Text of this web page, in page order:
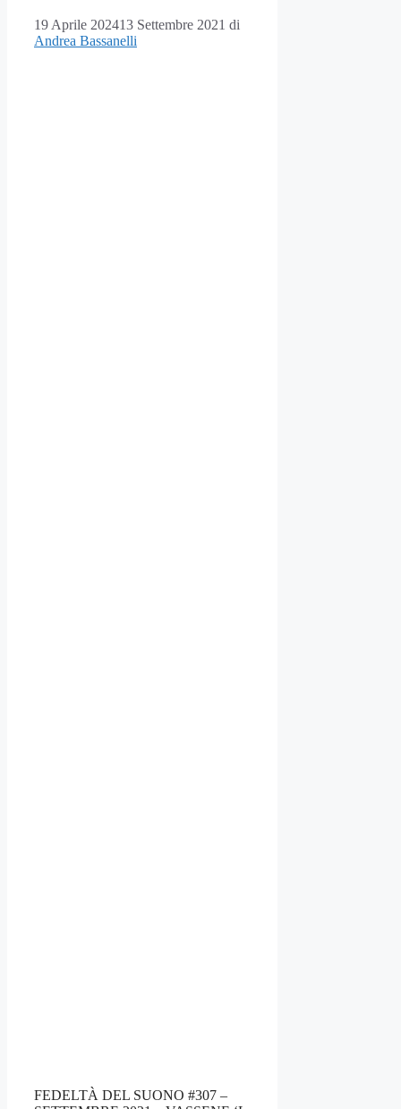
19 Aprile 202413 Settembre 2021 di
Andrea Bassanelli
FEDELTÀ DEL SUONO #307 –